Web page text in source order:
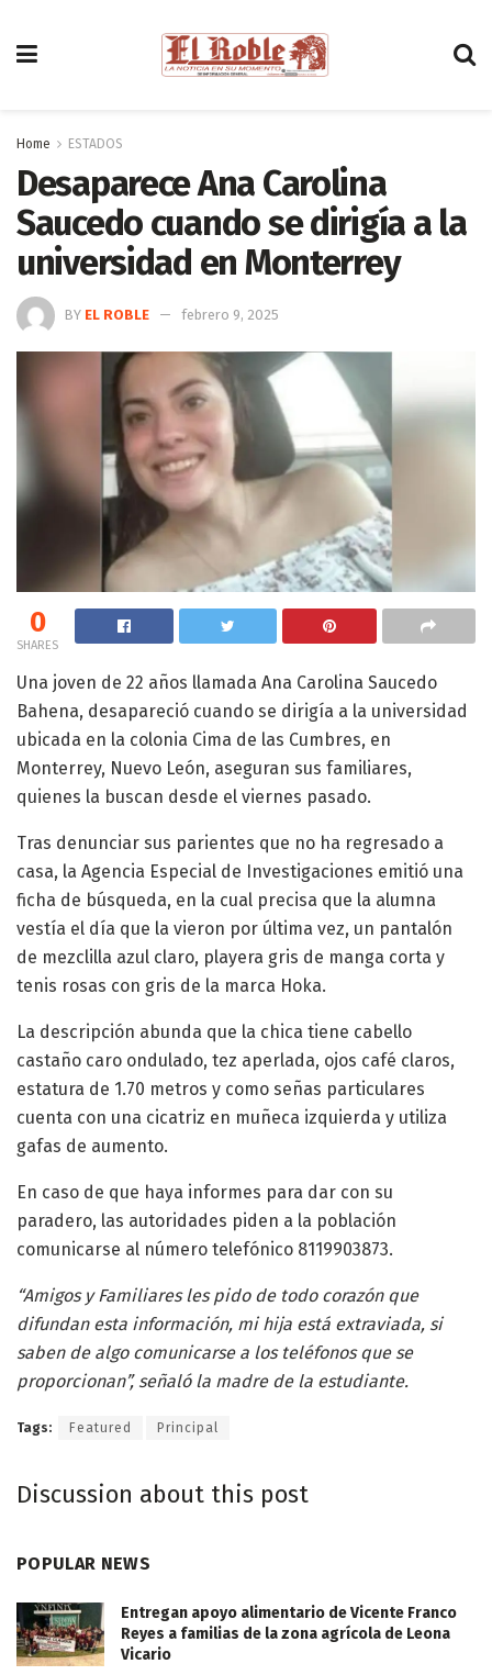
Home ESTADOS
Desaparece Ana Carolina
Saucedo cuando se dirigía a la
universidad en Monterrey
BY EL ROBLE febrero 9, 2025
0
SHARES
Una joven de 22 años llamada Ana Carolina Saucedo
Bahena, desapareció cuando se dirigía a la universidad
ubicada en la colonia Cima de las Cumbres, en
Monterrey, Nuevo León, aseguran sus familiares,
quienes la buscan desde el viernes pasado.
Tras denunciar sus parientes que no ha regresado a
casa, la Agencia Especial de Investigaciones emitió una
ficha de búsqueda, en la cual precisa que la alumna
vestía el día que la vieron por última vez, un pantalón
de mezclilla azul claro, playera gris de manga corta y
tenis rosas con gris de la marca Hoka.
La descripción abunda que la chica tiene cabello
castaño caro ondulado, tez aperlada, ojos café claros,
estatura de 1.70 metros y como señas particulares
cuenta con una cicatriz en muñeca izquierda y utiliza
gafas de aumento.
En caso de que haya informes para dar con su
paradero, las autoridades piden a la población
comunicarse al número telefónico 8119903873.
“Amigos y Familiares les pido de todo corazón que
difundan esta información, mi hija está extraviada, si
saben de algo comunicarse a los teléfonos que se
proporcionan”, señaló la madre de la estudiante.
Tags: Featured Principal
Discussion about this post
POPULAR NEWS
Entregan apoyo alimentario de Vicente Franco
Reyes a familias de la zona agrícola de Leona
Vicario